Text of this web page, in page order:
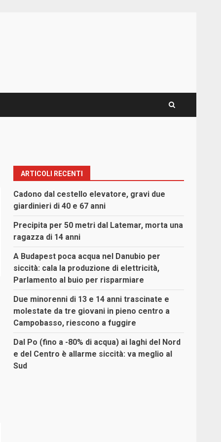
ARTICOLI RECENTI
Cadono dal cestello elevatore, gravi due
giardinieri di 40 e 67 anni
Precipita per 50 metri dal Latemar, morta una
ragazza di 14 anni
A Budapest poca acqua nel Danubio per
siccità: cala la produzione di elettricità,
Parlamento al buio per risparmiare
Due minorenni di 13 e 14 anni trascinate e
molestate da tre giovani in pieno centro a
Campobasso, riescono a fuggire
Dal Po (fino a -80% di acqua) ai laghi del Nord
e del Centro è allarme siccità: va meglio al
Sud